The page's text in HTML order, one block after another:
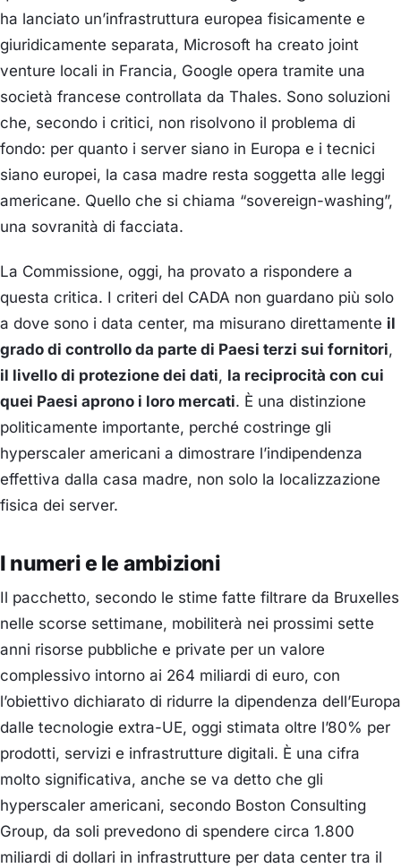
ha lanciato un’infrastruttura europea fisicamente e
giuridicamente separata, Microsoft ha creato joint
venture locali in Francia, Google opera tramite una
società francese controllata da Thales. Sono soluzioni
che, secondo i critici, non risolvono il problema di
fondo: per quanto i server siano in Europa e i tecnici
siano europei, la casa madre resta soggetta alle leggi
americane. Quello che si chiama “sovereign-washing”,
una sovranità di facciata.
La Commissione, oggi, ha provato a rispondere a
questa critica. I criteri del CADA non guardano più solo
a dove sono i data center, ma misurano direttamente il
grado di controllo da parte di Paesi terzi sui fornitori,
il livello di protezione dei dati, la reciprocità con cui
quei Paesi aprono i loro mercati. È una distinzione
politicamente importante, perché costringe gli
hyperscaler americani a dimostrare l’indipendenza
effettiva dalla casa madre, non solo la localizzazione
fisica dei server.
I numeri e le ambizioni
Il pacchetto, secondo le stime fatte filtrare da Bruxelles
nelle scorse settimane, mobiliterà nei prossimi sette
anni risorse pubbliche e private per un valore
complessivo intorno ai 264 miliardi di euro, con
l’obiettivo dichiarato di ridurre la dipendenza dell’Europa
dalle tecnologie extra-UE, oggi stimata oltre l’80% per
prodotti, servizi e infrastrutture digitali. È una cifra
molto significativa, anche se va detto che gli
hyperscaler americani, secondo Boston Consulting
Group, da soli prevedono di spendere circa 1.800
miliardi di dollari in infrastrutture per data center tra il